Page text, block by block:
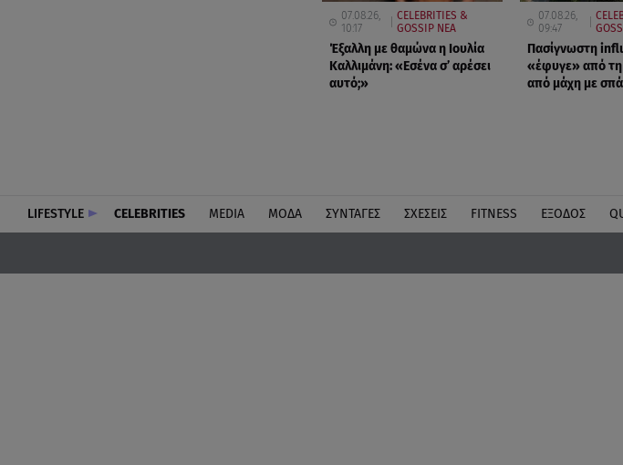
07.08.26,
10:17
CELEBRITIES &
GOSSIP ΝΕΑ
Έξαλλη με θαμώνα η Ιουλία
Καλλιμάνη: «Εσένα σ’ αρέσει
αυτό;»
07.08.26,
09:47
Πασίγνωστη
«έφυγε» από
από μάχη με
LIFESTYLE CELEBRITIES MEDIA ΜΟΔΑ ΣΥΝΤΑΓΕΣ ΣΧΕΣΕΙΣ FITNESS ΕΞΟΔΟΣ